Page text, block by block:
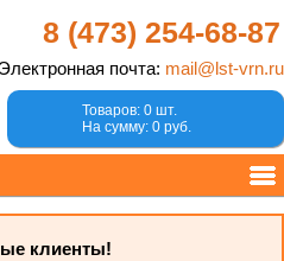
8 (473) 254-68-87
Электронная почта: mail@lst-vrn.ru
Товаров: 0 шт.
На сумму: 0 руб.
клиенты!